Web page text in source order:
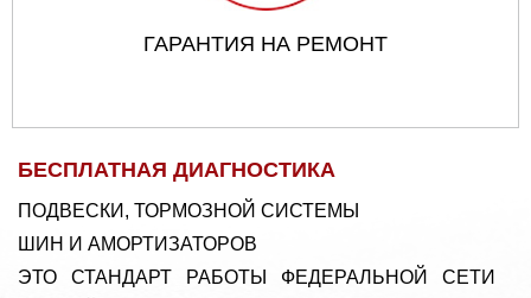
ГАРАНТИЯ НА РЕМОНТ
БЕСПЛАТНАЯ ДИАГНОСТИКА
ПОДВЕСКИ, ТОРМОЗНОЙ СИСТЕМЫ
ШИН И АМОРТИЗАТОРОВ
ЭТО СТАНДАРТ РАБОТЫ ФЕДЕРАЛЬНОЙ СЕТИ